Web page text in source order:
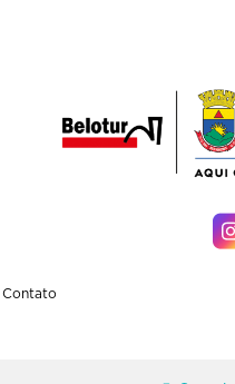
Contato